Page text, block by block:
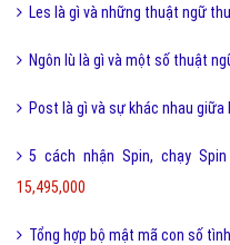
Les là gì và những thuật ngữ
Ngôn lù là gì và một số thuật
Post là gì và sự khác nhau giữa
5 cách nhận Spin, chạy
15,495,000
Tổng hợp bộ mật mã con số